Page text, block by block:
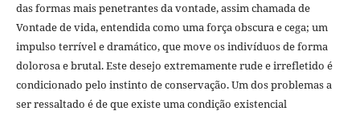
das formas mais penetrantes da vontade, assim chamada de
Vontade de vida, entendida como uma força obscura e cega; um
impulso terrível e dramático, que move os indivíduos de forma
dolorosa e brutal. Este desejo extremamente rude e irrefletido é
condicionado pelo instinto de conservação. Um dos problemas a
ser ressaltado é de que existe uma condição existencial